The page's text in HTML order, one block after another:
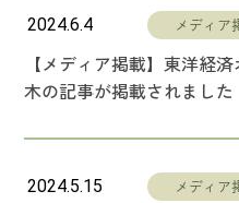
2024.6.4 メディア
【メディア掲載】東洋経
木の記事が掲載されました
2024.5.15 メディア